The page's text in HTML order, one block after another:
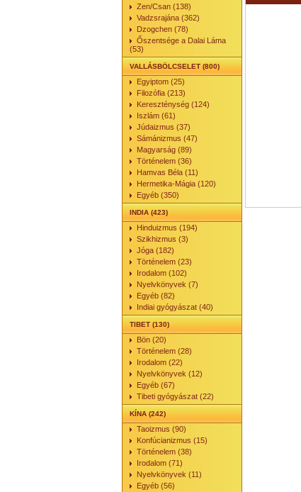
Zen/Csan (138)
Vadzsrajána (362)
Dzogchen (78)
Őszentsége a Dalai Láma
(53)
VALLÁSBÖLCSELET (800)
Egyiptom (25)
Filozófia (213)
Kereszténység (124)
Iszlám (61)
Júdaizmus (37)
Sámánizmus (47)
Magyarság (89)
Történelem (36)
Hamvas Béla (11)
Hermetika-Mágia (120)
Egyéb (350)
INDIA (423)
Hinduizmus (194)
Szikhizmus (3)
Jóga (182)
Történelem (23)
Irodalom (102)
Nyelvkönyvek (7)
Egyéb (82)
Indiai gyógyászat (40)
TIBET (130)
Bön (20)
Történelem (28)
Irodalom (22)
Nyelvkönyvek (12)
Egyéb (67)
Tibeti gyógyászat (22)
KÍNA (242)
Taoizmus (90)
Konfúcianizmus (15)
Történelem (38)
Irodalom (71)
Nyelvkönyvek (11)
Egyéb (56)